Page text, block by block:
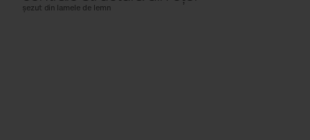
șezut din lamele de lemn